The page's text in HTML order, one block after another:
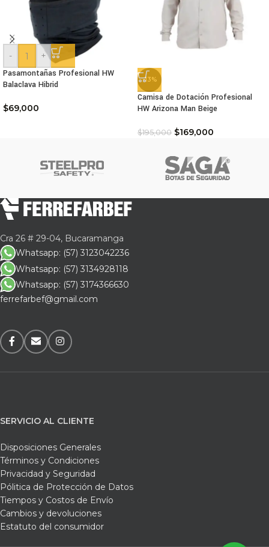
-
+
Pasamontañas Profesional HW
Balaclava Hibrid
$69,000
-13%
Camisa de Dotación Profesional
HW Arizona Man Beige
$195,000 $169,000
Cra 26 # 29-04, Bucaramanga
Whatsapp: (57) 3123042236
Whatsapp: (57) 3134928118
Whatsapp: (57) 3174366630
ferrefarbef@gmail.com
SERVICIO AL CLIENTE
Disposiciones Generales
Términos y Condiciones
Privacidad y Seguridad
Pólitica de Protección de Datos
Tiempos y Costos de Envío
Cambios y devoluciones
Estatuto del consumidor